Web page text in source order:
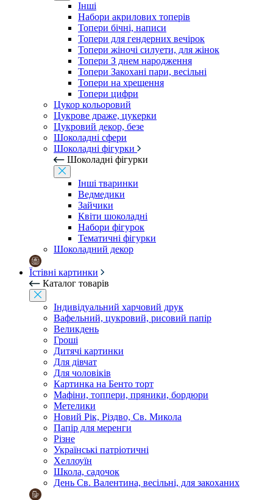
Інші
Набори акрилових топерів
Топери бічні, написи
Топери для гендерних вечірок
Топери жіночі силуети, для жінок
Топери З днем ​​народження
Топери Закохані пари, весільні
Топери на хрещення
Топери цифри
Цукор кольоровий
Цукрове драже, цукерки
Цукровий декор, безе
Шоколадні сфери
Шоколадні фігурки
Шоколадні фігурки
Інші тваринки
Ведмедики
Зайчики
Квіти шоколадні
Набори фігурок
Тематичні фігурки
Шоколадний декор
Їстівні картинки
Каталог товарів
Індивідуальний харчовий друк
Вафельний, цукровий, рисовий папір
Великдень
Гроші
Дитячі картинки
Для дівчат
Для чоловіків
Картинка на Бенто торт
Мафіни, топпери, пряники, бордюри
Метелики
Новий Рік, Різдво, Св. Микола
Папір для меренги
Різне
Українські патріотичні
Хеллоуїн
Школа, садочок
День Св. Валентина, весільні, для закоханих